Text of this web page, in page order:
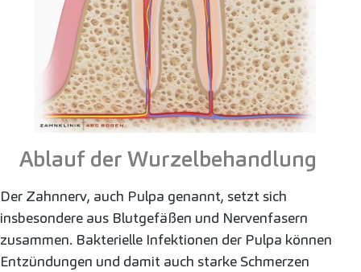
Ablauf der Wurzelbehandlung
Der Zahnnerv, auch Pulpa genannt, setzt sich
insbesondere aus Blutgefäßen und Nervenfasern
zusammen. Bakterielle Infektionen der Pulpa können
Entzündungen und damit auch starke Schmerzen